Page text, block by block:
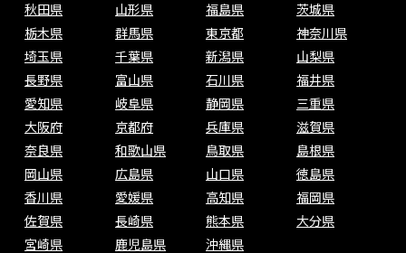
秋田県
山形県 福島県
茨城県
栃木県
群馬県 東京都
神奈川県
埼玉県
千葉県 新潟県
山梨県
長野県
富山県 石川県
福井県
愛知県
岐阜県 静岡県
三重県
大阪府
京都府 兵庫県
滋賀県
奈良県
和歌山県 鳥取県
島根県
岡山県
広島県 山口県
徳島県
香川県
愛媛県 高知県
福岡県
佐賀県
長崎県 熊本県
大分県
宮崎県
鹿児島県 沖縄県